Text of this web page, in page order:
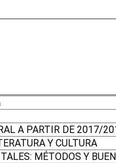
A PARTIR DE 2017/
Y CULTURA
MÉTODOS Y